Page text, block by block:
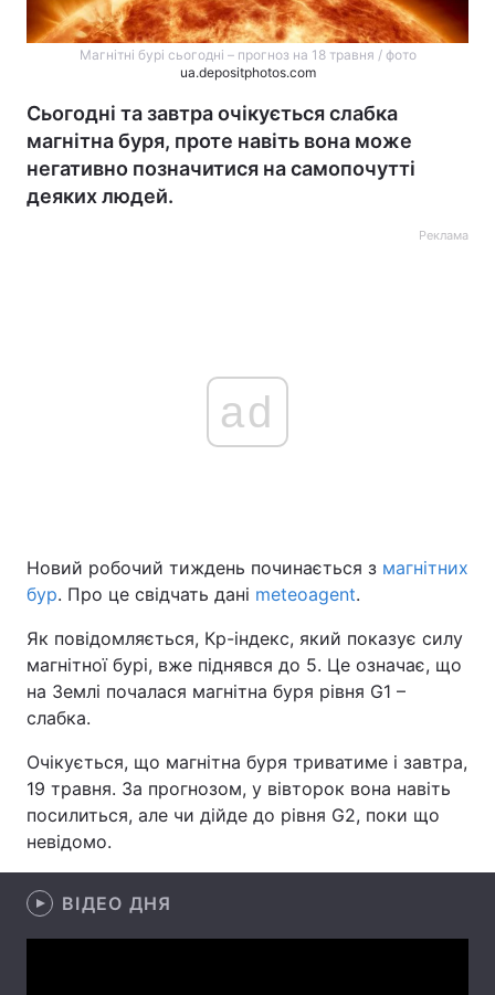
Україна Політика
Спорт Наука
Техно і зв'язок
Зброя Інциденти
Здоров'я Туризм
Екологія
Магнітні бурі сьогодні – прогноз на 18 травня / фото
ua.depositphotos.com
Сьогодні та завтра очікується слабка
магнітна буря, проте навіть вона може
негативно позначитися на самопочутті
деяких людей.
Реклама
ad
Новий робочий тиждень починається з магнітних
бур. Про це свідчать дані meteoagent.
Як повідомляється, Кр-індекс, який показує силу
магнітної бурі, вже піднявся до 5. Це означає, що
на Землі почалася магнітна буря рівня G1 –
слабка.
Очікується, що магнітна буря триватиме і завтра,
19 травня. За прогнозом, у вівторок вона навіть
посилиться, але чи дійде до рівня G2, поки що
невідомо.
ВІДЕО ДНЯ